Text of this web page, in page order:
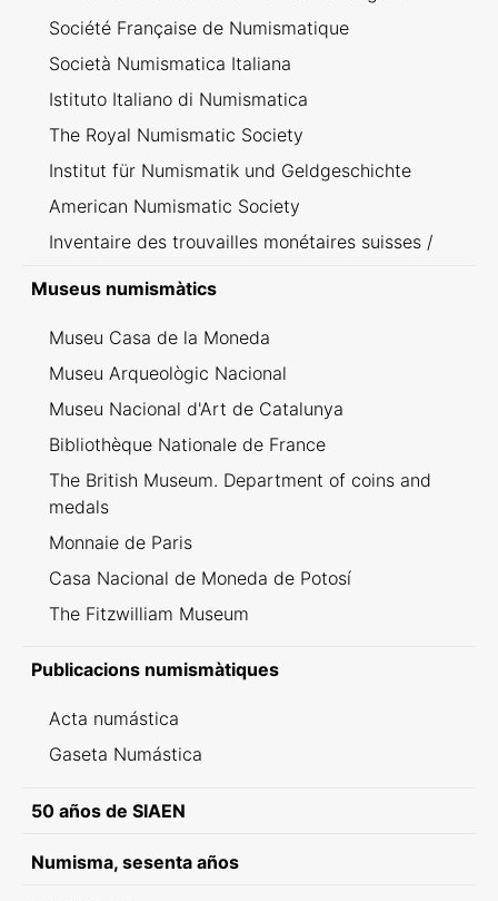
Société Française de Numismatique
Società Numismatica Italiana
Istituto Italiano di Numismatica
The Royal Numismatic Society
Institut für Numismatik und Geldgeschichte
American Numismatic Society
Inventaire des trouvailles monétaires suisses /
Museus numismàtics
Museu Casa de la Moneda
Museu Arqueològic Nacional
Museu Nacional d'Art de Catalunya
Bibliothèque Nationale de France
The British Museum. Department of coins and
medals
Monnaie de Paris
Casa Nacional de Moneda de Potosí
The Fitzwilliam Museum
Publicacions numismàtiques
Acta numástica
Gaseta Numástica
50 años de SIAEN
Numisma, sesenta años